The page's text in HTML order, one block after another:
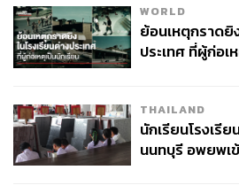
ประมาณการตลาดที่เข้าถึงเป้าหมาย
การฝึกอบรมกับการบริการ”
ตั้งเป้าถึง 30 สาขาในปีนี้
ล่าสุด Aura Wellness ได้รับการลงทุน
WORLD
ย้อนเหตุกราดยิ
ประเทศ ที่ผู้ก่อเ
THAILAND
นักเรียนโรงเรี
นนทบุรี อพยพ